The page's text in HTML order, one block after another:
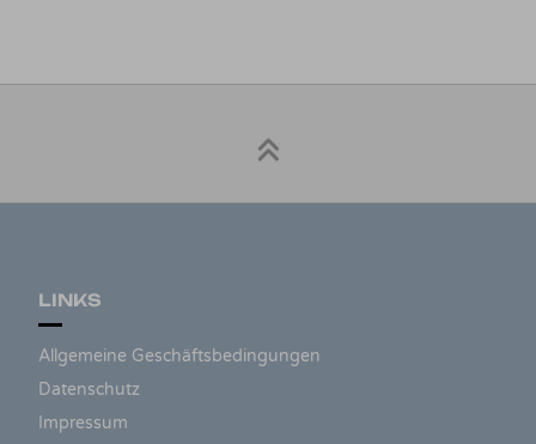
LINKS
Allgemeine Geschäftsbedingungen
Datenschutz
Impressum